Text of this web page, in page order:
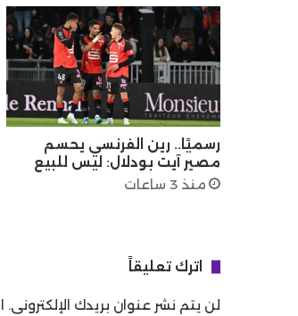
رسميًا.. رين الفرنسي يحسم
مصير آيت بودلال: ليس للبيع
منذ 3 ساعات
اترك تعليقاً
لن يتم نشر عنوان بريدك الإلكتروني.